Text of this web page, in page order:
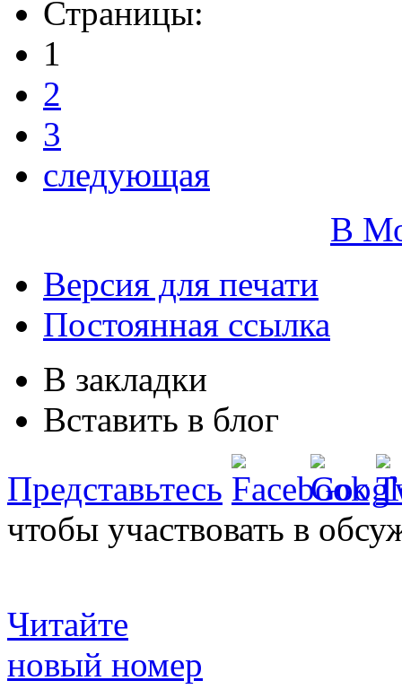
Страницы:
1
2
3
следующая
В
Версия для печати
Постоянная ссылка
В закладки
Вставить в блог
Представьтесь
чтобы участвовать в
Читайте
новый номер